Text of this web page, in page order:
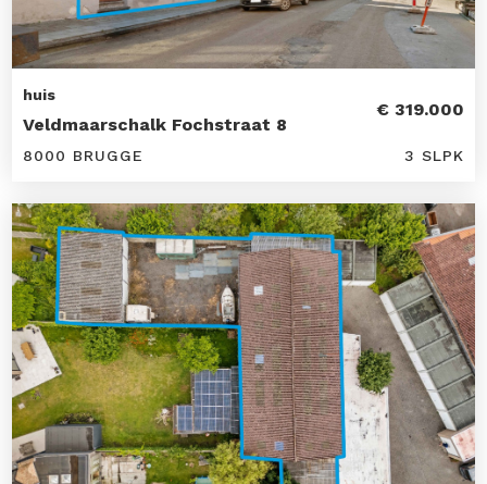
huis
Veldmaarschalk Fochstraat 8
€ 319.000
8000 BRUGGE 3 SLPK